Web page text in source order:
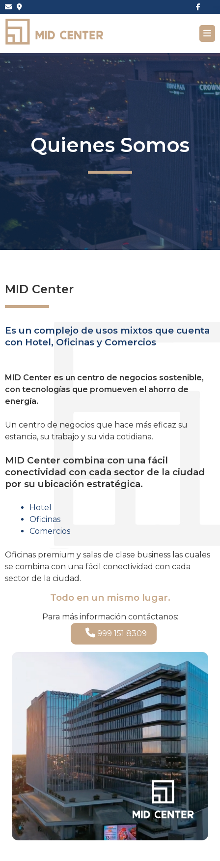
Quienes Somos
MID Center
Es un complejo de usos mixtos que cuenta
con Hotel, Oficinas y Comercios
MID Center es un centro de negocios sostenible,
con tecnologías que promueven el ahorro de
energía.
Un centro de negocios que hace más eficaz su
estancia, su trabajo y su vida cotidiana.
MID Center combina con una fácil
conectividad con cada sector de la ciudad
por su ubicación estratégica.
Hotel
Oficinas
Comercios
Oficinas premium y salas de clase business las cuales
se combina con una fácil conectividad con cada
sector de la ciudad.
Todo en un mismo lugar.
Para más información contáctanos:
999 151 8309